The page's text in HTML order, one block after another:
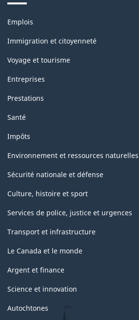
Thèmes
sujets
Emplois
Immigration et citoyenneté
Voyage et tourisme
Entreprises
Prestations
Santé
Impôts
Environnement et ressources naturelles
Sécurité nationale et défense
Culture, histoire et sport
Services de police, justice et urgences
Transport et infrastructure
Le Canada et le monde
Argent et finance
Science et innovation
Autochtones